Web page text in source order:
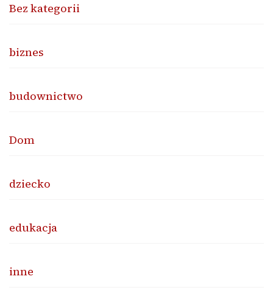
Bez kategorii
biznes
budownictwo
Dom
dziecko
edukacja
inne